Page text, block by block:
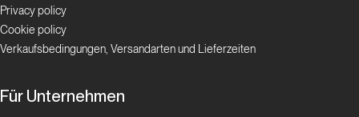
Privacy policy
Cookie policy
Verkaufsbedingungen, Versandarten und Lieferzeiten
Für Unternehmen